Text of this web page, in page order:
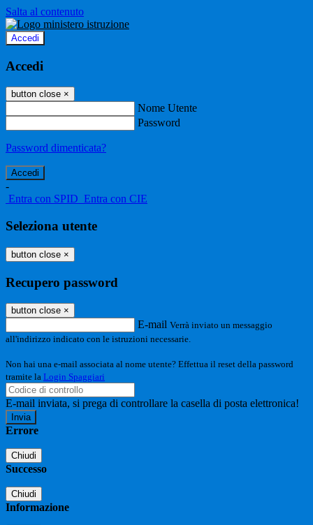
Salta al contenuto
Accedi
Accedi
button close ×
Nome Utente
Password
Password dimenticata?
-
Entra con SPID Entra con CIE
Seleziona utente
button close ×
Recupero password
button close ×
E-mail Verrà inviato un messaggio
all'indirizzo indicato con le istruzioni necessarie.
Non hai una e-mail associata al nome utente? Effettua il reset della password
tramite la Login Spaggiari
E-mail inviata, si prega di controllare la casella di posta elettronica!
Errore
Chiudi
Successo
Chiudi
Informazione